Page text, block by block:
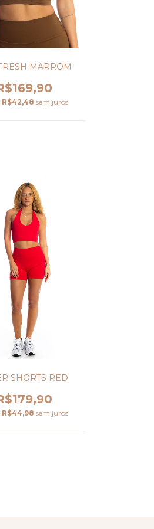
MARROM
R$42,48 sem juros
SHORTS RED
R$44,98 sem juros